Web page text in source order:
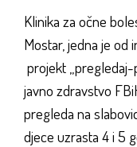
Klinika za očne
Mostar, jedna je
projekt „pregledaj-
javno zdravstvo
pregleda na
djece uzrasta 4 i 5